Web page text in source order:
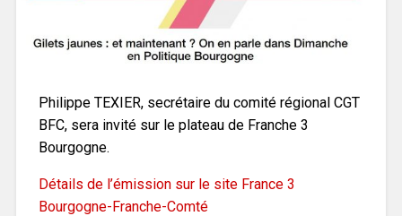
Philippe TEXIER, secrétaire du comité régional CGT
BFC, sera invité sur le plateau de Franche 3
Bourgogne.
Détails de l’émission sur le site France 3
Bourgogne-Franche-Comté